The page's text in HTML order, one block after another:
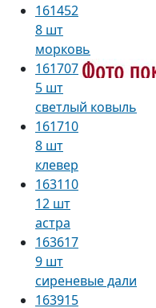
161452
8 шт
морковь
161707
5 шт
светлый ковыль
161710
8 шт
клевер
163110
12 шт
астра
163617
9 шт
сиреневые дали
163915